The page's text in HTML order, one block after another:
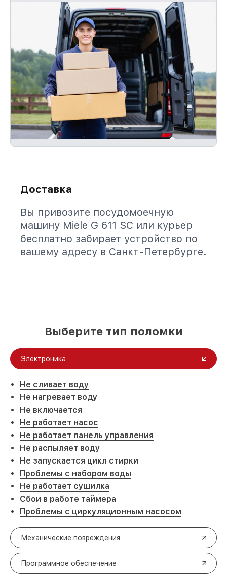
Доставка
Вы привозите посудомоечную
машину Miele G 611 SC или курьер
бесплатно забирает устройство по
вашему адресу в Санкт-Петербурге.
Выберите тип поломки
Электроника
Не сливает воду
Не нагревает воду
Не включается
Не работает насос
Не работает панель управления
Не распыляет воду
Не запускается цикл стирки
Проблемы с набором воды
Не работает сушилка
Сбои в работе таймера
Проблемы с циркуляционным насосом
Механические повреждения
Программное обеспечение